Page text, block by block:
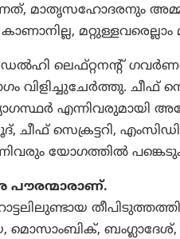
മാതൃസഹോദരനും
മറ്റുള്ളവരെല്ലാം
ഡൽഹി ലെഫ്റ്റനന്റ്
ചീഫ്
എന്നിവരുമായി
സെക്രട്ടറി,
യോഗത്തിൽ
പൗരന്മാരാണ്.
മൊസാംബിക്,